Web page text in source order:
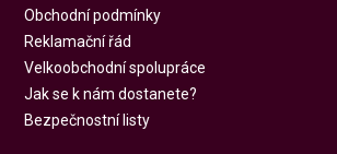
Obchodní podmínky
Reklamační řád
Velkoobchodní spolupráce
Jak se k nám dostanete?
Bezpečnostní listy